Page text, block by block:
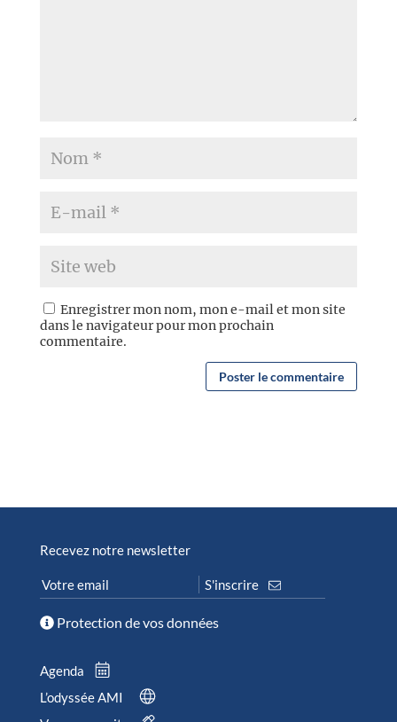
Enregistrer mon nom, mon e-mail et mon site
dans le navigateur pour mon prochain
commentaire.
Recevez notre newsletter
Protection de vos données
Agenda
L’odyssée AMI